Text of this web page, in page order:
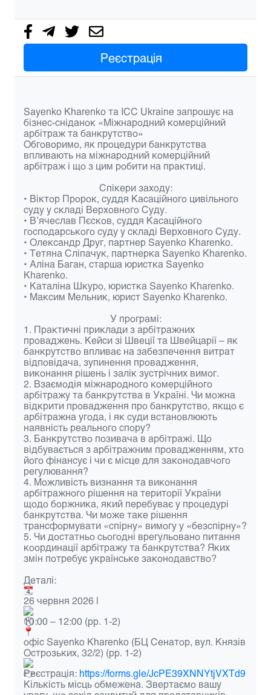
Реєстрація
Sayenko Kharenko та ICC Ukraine запрошує на
бізнес-сніданок «Міжнародний комерційний
арбітраж та банкрутство»
Обговоримо, як процедури банкрутства
впливають на міжнародний комерційний
арбітраж і що з цим робити на практиці.
Спікери заходу:
• Віктор Пророк, суддя Касаційного цивільного
суду у складі Верховного Суду.
• В’ячеслав Пєсков, суддя Касаційного
господарського суду у складі Верховного Суду.
• Олександр Друг, партнер Sayenko Kharenko.
• Тетяна Сліпачук, партнерка Sayenko Kharenko.
• Аліна Баган, старша юристка Sayenko
Kharenko.
• Каталіна Шкуро, юристка Sayenko Kharenko.
• Максим Мельник, юрист Sayenko Kharenko.
У програмі:
1. Практичні приклади з арбітражних
проваджень. Кейси зі Швеції та Швейцарії – як
банкрутство впливає на забезпечення витрат
відповідача, зупинення провадження,
виконання рішень і залік зустрічних вимог.
2. Взаємодія міжнародного комерційного
арбітражу та банкрутства в Україні. Чи можна
відкрити провадження про банкрутство, якщо є
арбітражна угода, і як суди встановлюють
наявність реального спору?
3. Банкрутство позивача в арбітражі. Що
відбувається з арбітражним провадженням, хто
його фінансує і чи є місце для законодавчого
регулювання?
4. Можливість визнання та виконання
арбітражного рішення на території України
щодо боржника, який перебуває у процедурі
банкрутства. Чи може таке рішення
трансформувати «спірну» вимогу у «безспірну»?
5. Чи достатньо сьогодні врегульовано питання
координації арбітражу та банкрутства? Яких
змін потребує українське законодавство?
Деталі:
26 червня 2026 |
10:00 – 12:00 (pp. 1-2)
офіс Sayenko Kharenko (БЦ Сенатор, вул. Князів
Острозьких, 32/2) (pp. 1-2)
Реєстрація: https://forms.gle/JcPE39XNNYtjVXTd9
Кількість місць обмежена. Звертаємо вашу